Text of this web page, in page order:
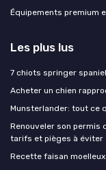
Équipements premium
Les plus lus
7 chiots springer
Acheter un chien
Munsterlander: tout ce
Renouveler son permis
tarifs et pièges à éviter
Recette faisan